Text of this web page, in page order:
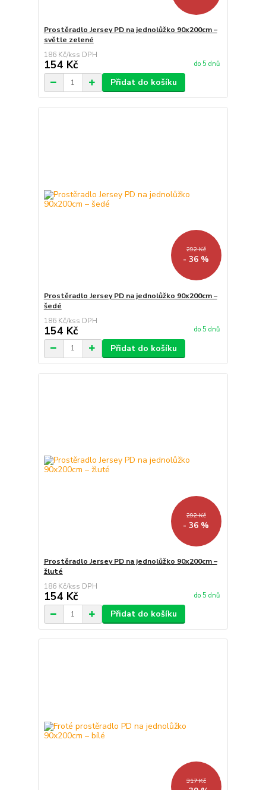
Prostěradlo Jersey PD na jednolůžko 90x200cm –
světle zelené
186 Kč/ks
154 Kč do 5 dnů
Přidat do košíku
292 Kč
- 36 %
Prostěradlo Jersey PD na jednolůžko 90x200cm –
šedé
186 Kč/ks
154 Kč do 5 dnů
Přidat do košíku
292 Kč
- 36 %
Prostěradlo Jersey PD na jednolůžko 90x200cm –
žluté
186 Kč/ks
154 Kč do 5 dnů
Přidat do košíku
317 Kč